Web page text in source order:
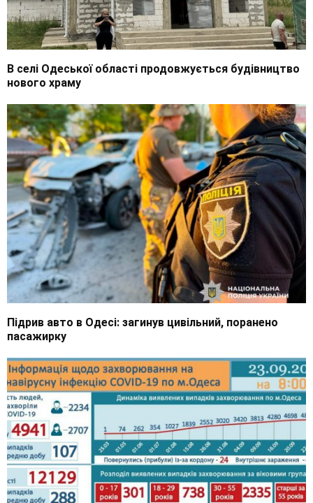
В селі Одеської області продовжується будівництво
нового храму
Підрив авто в Одесі: загинув цивільний, поранено
пасажирку